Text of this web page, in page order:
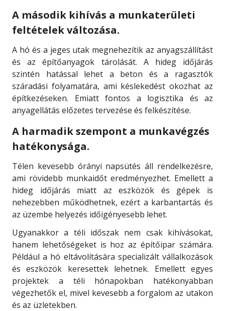
A második kihívás a munkaterületi
feltételek változása.
A hó és a jeges utak megnehezítik az anyagszállítást
és az építőanyagok tárolását. A hideg időjárás
szintén hatással lehet a beton és a ragasztók
száradási folyamatára, ami késlekedést okozhat az
építkezéseken. Emiatt fontos a logisztika és az
anyagellátás előzetes tervezése és felkészítése.
A harmadik szempont a munkavégzés
hatékonysága.
Télen kevesebb órányi napsütés áll rendelkezésre,
ami rövidebb munkaidőt eredményezhet. Emellett a
hideg időjárás miatt az eszközök és gépek is
nehezebben működhetnek, ezért a karbantartás és
az üzembe helyezés időigényesebb lehet.
Ugyanakkor a téli időszak nem csak kihívásokat,
hanem lehetőségeket is hoz az építőipar számára.
Például a hó eltávolítására specializált vállalkozások
és eszközök keresettek lehetnek. Emellett egyes
projektek a téli hónapokban hatékonyabban
végezhetők el, mivel kevesebb a forgalom az utakon
és az üzletekben.